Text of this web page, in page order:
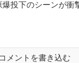
投下のシーンが衝
コメントを書き込む